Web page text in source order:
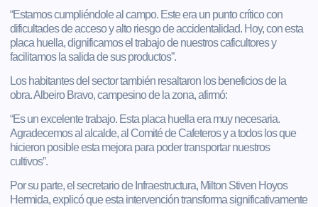
“Estamos cumpliéndole al campo. Este era un punto crítico con
dificultades de acceso y alto riesgo de accidentalidad. Hoy, con esta
placa huella, dignificamos el trabajo de nuestros caficultores y
facilitamos la salida de sus productos”.
Los habitantes del sector también resaltaron los beneficios de la
obra. Albeiro Bravo, campesino de la zona, afirmó:
“Es un excelente trabajo. Esta placa huella era muy necesaria.
Agradecemos al alcalde, al Comité de Cafeteros y a todos los que
hicieron posible esta mejora para poder transportar nuestros
cultivos”.
Por su parte, el secretario de Infraestructura, Milton Stiven Hoyos
Hermida, explicó que esta intervención transforma significativamente